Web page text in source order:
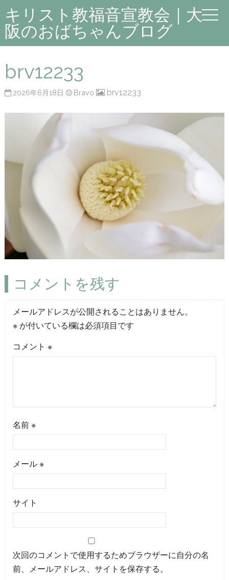
キリスト教福音宣教会｜大
阪のおばちゃんブログ
brv12233
2026年6月18日 Bravo brv12233
コメントを残す
メールアドレスが公開されることはありません。
※が付いている欄は必須項目です
コメント ※
名前 ※
メール ※
サイト
次回のコメントで使用するためブラウザーに自分の名
前、メールアドレス、サイトを保存する。